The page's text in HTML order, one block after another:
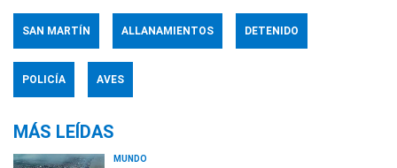
SAN MARTÍN ALLANAMIENTOS DETENIDO
POLICÍA AVES
MÁS LEÍDAS
MUNDO